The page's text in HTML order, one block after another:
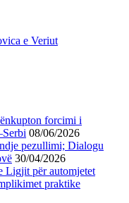
e Veriut
forcimi i
08/06/2026
pezullimi; Dialogu
30/04/2026
Ligjit për automjetet
praktike